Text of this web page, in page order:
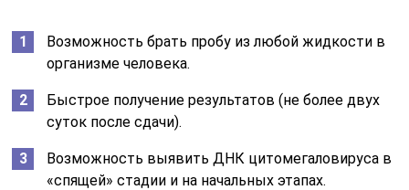
Возможность брать пробу из любой жидкости в
организме человека.
Быстрое получение результатов (не более двух
суток после сдачи).
Возможность выявить ДНК цитомегаловируса в
«спящей» стадии и на начальных этапах.